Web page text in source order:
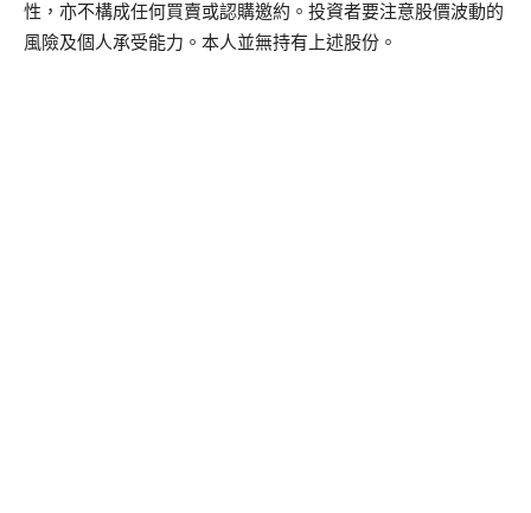
性，亦不構成任何買賣或認購邀約。投資者要注意股價波動的
風險及個人承受能力。本人並無持有上述股份。